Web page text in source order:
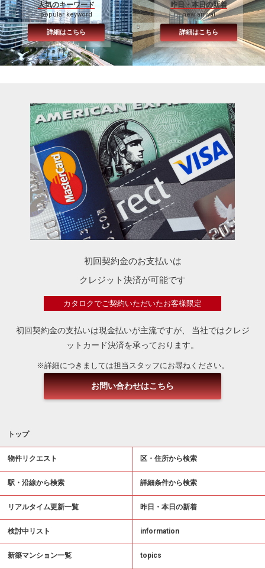
人気のキーワード
popular keyword
詳細はこちら
昨日・本日の新着
new arrival
詳細はこちら
初回契約金のお支払いは
クレジット決済が可能です
カタロクでご契約いただいたお客様限定
初回契約金の支払いは現金払いが主流ですが、
当社ではクレジ
ットカード決済を承っております。
※詳細につきましては担当スタッフにお尋ねください。
お問い合わせはこちら
トップ
物件リクエスト 区・住所から検索
駅・沿線から検索 詳細条件から検索
リアルタイム更新一覧 昨日・本日の新着
検討中リスト information
新築マンション一覧 topics